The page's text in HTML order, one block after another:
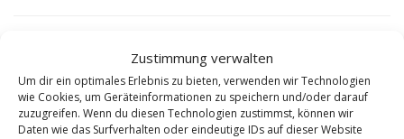
Zustimmung verwalten
Um dir ein optimales Erlebnis zu bieten, verwenden wir Technologien
wie Cookies, um Geräteinformationen zu speichern und/oder darauf
zuzugreifen. Wenn du diesen Technologien zustimmst, können wir
Daten wie das Surfverhalten oder eindeutige IDs auf dieser Website